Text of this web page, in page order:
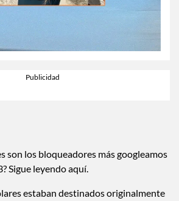
son los bloqueadores más googleamos
Sigue leyendo aquí.
estaban destinados originalmente